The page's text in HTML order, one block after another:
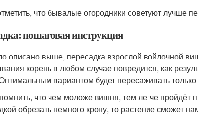
что бывалые огородники советуют лучше
пошаговая инструкция
описано выше, пересадка взрослой войлочной
корень в любом случае повредится, как
вариантом будет пересаживать
что чем моложе вишня, тем легче пройдёт
обрезать немного крону, то растение сможет